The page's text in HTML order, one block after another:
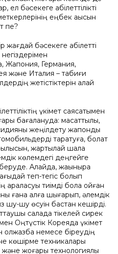
ел бәсекеге қабілеттілікті
еңбек ақысын
пе?
жағдай бәсекеге қабілетті
Жапония, Германия,
және Италия – табиғи
жетістіктерін қалай
үкімет саясатымен
бағалануда: мақсаттылық,
жеңілдету жапондық
таратуға, болат
жартылай шала
көлемдегі деңгейге
Алайда, жақынырақ
теп-тегіс болып
араласуы тиімді бола қойған
ғана алға шығарып, әлемдік
шу-шу өсуін бастан кешірді.
салада тікелей сирек
Оңтүстік Кореяда үкімет
немесе біреудің
көшірме техникалары
және жоғары технологиялық